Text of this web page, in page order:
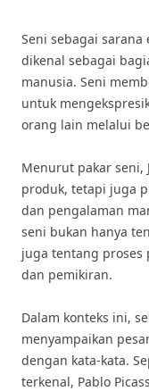
Seni sebagai
dikenal sebagai
manusia. Seni
untuk
orang lain melalui
Menurut pakar seni,
produk, tetapi juga
dan pengalaman
seni bukan hanya
juga tentang proses
dan pemikiran.
Dalam konteks ini,
menyampaikan
dengan kata-kata.
terkenal, Pablo